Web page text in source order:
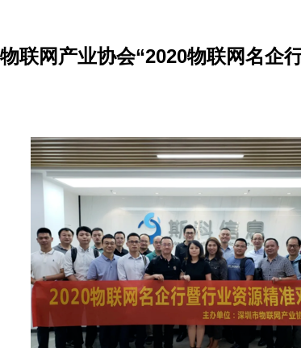
联网产业协会“2020物联网名企